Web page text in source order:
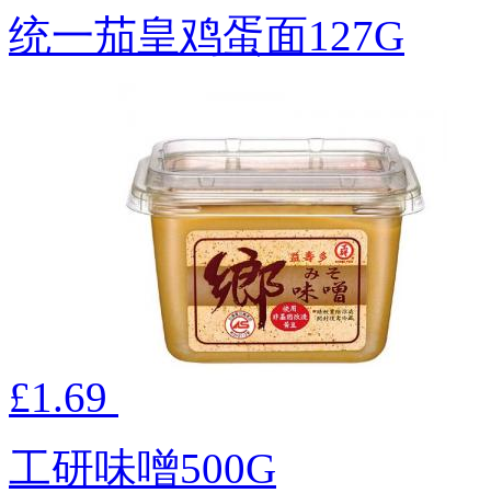
统一茄皇鸡蛋面127G
£1.69
工研味噌500G